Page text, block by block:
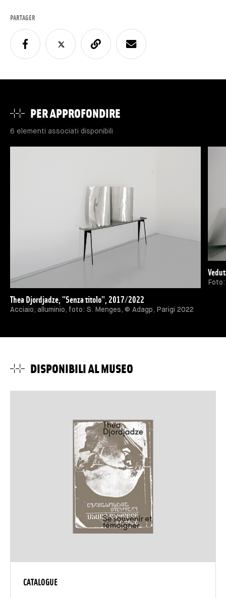
PARTAGER
PER APPROFONDIRE
6 elementi associati disponibili
Thea Djordjadze, "Senza titolo", 2017/2022
Acciaio, alluminio, foto: S. Menges, © Adagp, Parigi 2022
DISPONIBILI AL MUSEO
CATALOGUE